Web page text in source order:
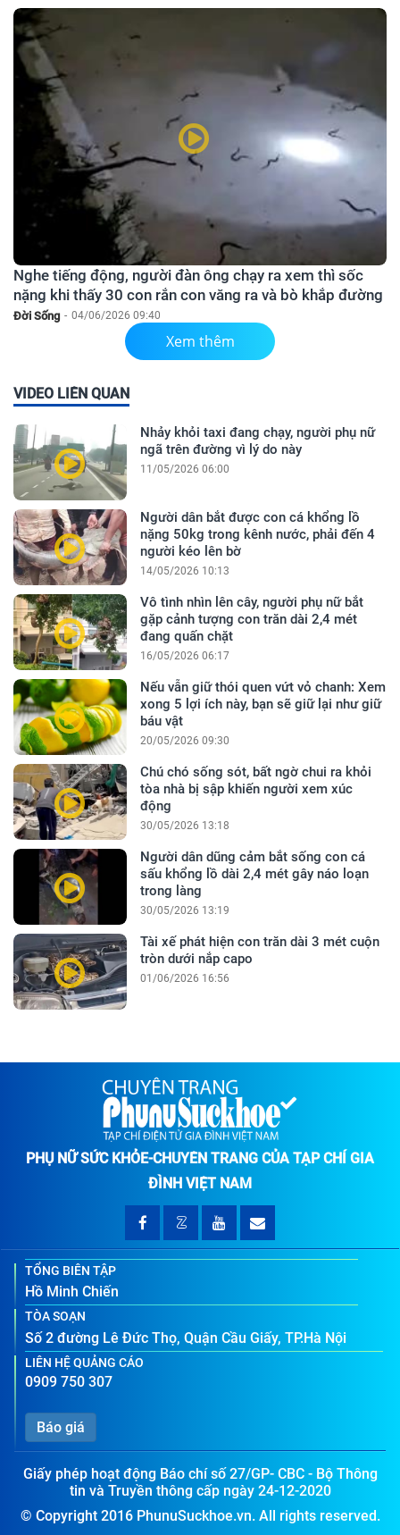
Nghe tiếng động, người đàn ông chạy ra xem thì sốc
nặng khi thấy 30 con rắn con văng ra và bò khắp đường
Đời Sống - 04/06/2026 09:40
Xem thêm
VIDEO LIÊN QUAN
Nhảy khỏi taxi đang chạy, người phụ nữ
ngã trên đường vì lý do này
11/05/2026 06:00
Người dân bắt được con cá khổng lồ
nặng 50kg trong kênh nước, phải đến 4
người kéo lên bờ
14/05/2026 10:13
Vô tình nhìn lên cây, người phụ nữ bắt
gặp cảnh tượng con trăn dài 2,4 mét
đang quấn chặt
16/05/2026 06:17
Nếu vẫn giữ thói quen vứt vỏ chanh: Xem
xong 5 lợi ích này, bạn sẽ giữ lại như giữ
báu vật
20/05/2026 09:30
Chú chó sống sót, bất ngờ chui ra khỏi
tòa nhà bị sập khiến người xem xúc
động
30/05/2026 13:18
Người dân dũng cảm bắt sống con cá
sấu khổng lồ dài 2,4 mét gây náo loạn
trong làng
30/05/2026 13:19
Tài xế phát hiện con trăn dài 3 mét cuộn
tròn dưới nắp capo
01/06/2026 16:56
PHỤ NỮ SỨC KHỎE-CHUYÊN TRANG CỦA TẠP CHÍ GIA
ĐÌNH VIỆT NAM
TỔNG BIÊN TẬP
Hồ Minh Chiến
TÒA SOẠN
Số 2 đường Lê Đức Thọ, Quận Cầu Giấy, TP.Hà Nội
LIÊN HỆ QUẢNG CÁO
0909 750 307
Báo giá
Giấy phép hoạt động Báo chí số 27/GP- CBC - Bộ Thông
tin và Truyền thông cấp ngày 24-12-2020
© Copyright 2016 PhunuSuckhoe.vn. All rights reserved.